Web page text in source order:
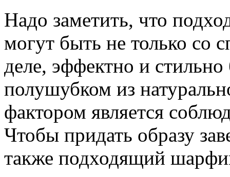
Надо заметить, что
могут быть не только со
деле, эффектно и стильно
полушубком из
фактором является
Чтобы придать образу
также подходящий